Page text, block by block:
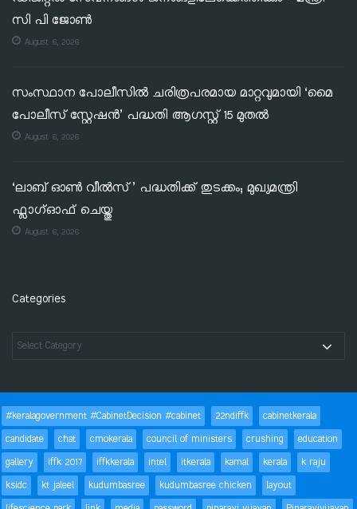
സി പി ജോൺ
August 6, 2026
സംസ്ഥാന പോലീസിൽ ചരിത്രപരമായ മാറ്റവുമായി ‘മൈ
പോലീസ് സ്റ്റേഷൻ’ പദ്ധതി ആഗസ്റ്റ് 15 മുതൽ
August 6, 2026
‘ലാബ് ഓൺ വീൽസ്’ പദ്ധതിക്ക് തുടക്കം; മുഖ്യമന്ത്രി
ഫ്ലാഗ്ഓഫ് ചെയ്തു
August 6, 2026
Categories
#keralagovernment #CabinetDecision #cabinet 22ndiffk
cabinetkerala
candidate
chat cmokerala council of ministers crushing
education
gallery
iffk 2017 iffkkerala intel itkerala kamal kerala
k raju
ksidc
kt jaleel kudumbasree kudumbasree chicken
layout